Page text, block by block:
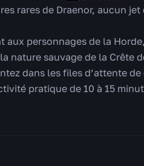
rares de Draenor, aucun
personnages de la
nature sauvage de la Crête
dans les files d’attente
pratique de 10 à 15